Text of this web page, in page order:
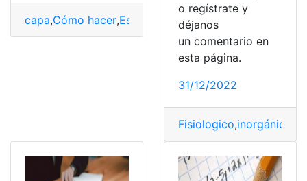
capa,Cómo hacer,Estudiantina, Hacer, Solución
o regístrate y
déjanos
un comentario en
esta página.
31/12/2022
Fisiologico,inorgánica